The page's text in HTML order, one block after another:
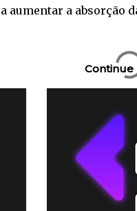
a absorção
Continue